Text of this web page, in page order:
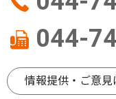
044-
情報提供・ご意見